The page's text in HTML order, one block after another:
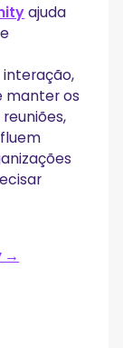
ajuda
manter os
→